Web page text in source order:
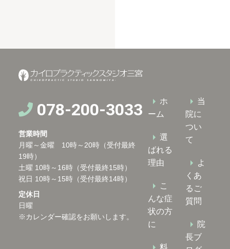
078-200-3033
営業時間
月曜～金曜 10時～20時（受付最終
19時）
土曜 10時～16時（受付最終15時）
祝日 10時～15時（受付最終14時）
定休日
日曜
※カレンダー確認をお願いします。
ホ
ーム
選
ばれる
理由
こ
んな症
状の方
に
料
当
院に
つい
て
よ
くあ
るご
質問
院
長ブ